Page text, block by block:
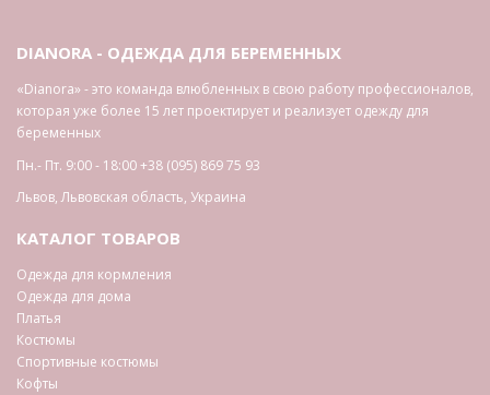
DIANORA - ОДЕЖДА ДЛЯ БЕРЕМЕННЫХ
«Dianora» - это команда влюбленных в свою работу профессионалов,
которая уже более 15 лет проектирует и реализует одежду для
беременных
Пн.- Пт. 9:00 - 18:00+38 (095) 869 75 93
Львов,Львовская область, Украина
КАТАЛОГ ТОВАРОВ
Одежда для кормления
Одежда для дома
Платья
Костюмы
Спортивные костюмы
Кофты